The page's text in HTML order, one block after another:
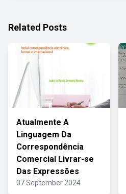
Related Posts
Atualmente A
Linguagem Da
Correspondência
Comercial Livrar-se
Das Expressões
07 September 2024